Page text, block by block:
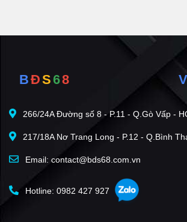
BĐS68 V
266/24A Đường số 8 - P.11 - Q.Gò Vấp -
217/18A Nơ Trang Long - P.12 - Q.Bình
Email: contact@bds68.com.vn
Hotline: 0982 427 927